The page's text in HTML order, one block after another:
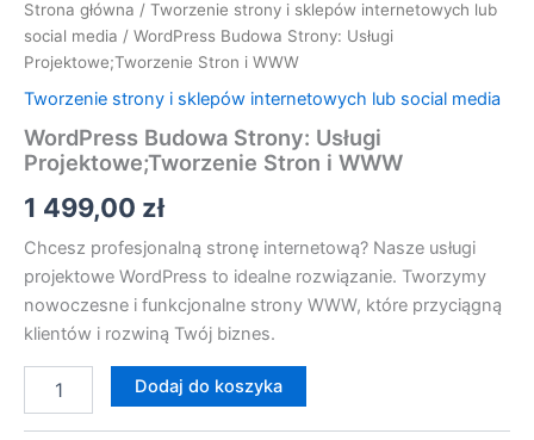
Strona główna / Tworzenie strony i sklepów internetowych lub
social media / WordPress Budowa Strony: Usługi
Projektowe;Tworzenie Stron i WWW
Tworzenie strony i sklepów internetowych lub social media
WordPress Budowa Strony: Usługi
Projektowe;Tworzenie Stron i WWW
1 499,00 zł
Chcesz profesjonalną stronę internetową? Nasze usługi
projektowe WordPress to idealne rozwiązanie. Tworzymy
nowoczesne i funkcjonalne strony WWW, które przyciągną
klientów i rozwiną Twój biznes.
Dodaj do koszyka